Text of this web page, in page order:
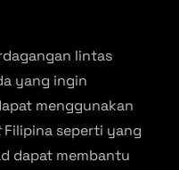
lintas
yang ingin
menggunakan
Filipina seperti yang
dapat membantu